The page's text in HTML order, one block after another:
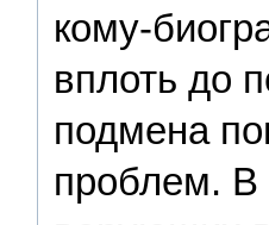
кому-
вплоть до
подмена
проблем. В